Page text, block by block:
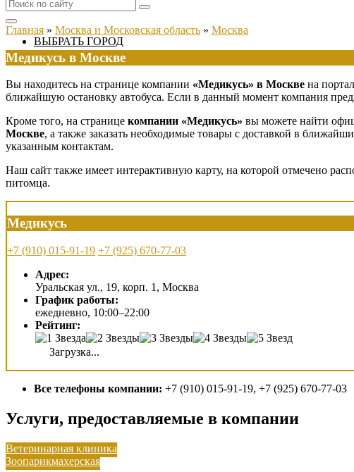
ВЫБРАТЬ ГОРОД
Главная » Москва и Московская область » Москва
Медикусь в Москве
Вы находитесь на странице компании «Медикусь» в Москве на
ближайшую остановку автобуса. Если в данный момент компания
Кроме того, на странице компании «Медикусь» вы можете найти
Москве, а также заказать необходимые товары с доставкой в
указанным контактам.
Наш сайт также имеет интерактивную карту, на которой отмечено
питомца.
Медикусь
+7 (910) 015-91-19 +7 (925) 670-77-03
Адрес:
Уральская ул., 19, корп. 1, Москва
График работы:
ежедневно, 10:00–22:00
Рейтинг:
Загрузка...
Все телефоны компании: +7 (910) 015-91-19, +7 (925) 670-77-03
Услуги, предоставляемые в компании
Ветеринарная клиника
Зоопарикмахерская